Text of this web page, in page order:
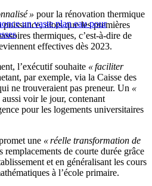
un vaste plan eau pour
» pour la rénovation thermique
alors que les premières
thermiques, c’est-à-dire de
effectives dès 2023.
l’exécutif souhaite « faciliter
par exemple, via la Caisse des
ne trouveraient pas preneur. Un «
aussi voir le jour, contenant
pour les logements universitaires
une « réelle transformation de
remplacements de courte durée grâce
et en généralisant les cours
à l’école primaire.